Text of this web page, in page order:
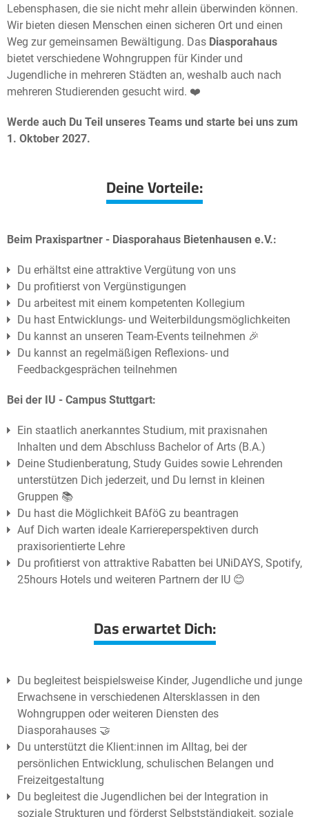
Lebensphasen, die sie nicht mehr allein überwinden können.
Wir bieten diesen Menschen einen sicheren Ort und einen
Weg zur gemeinsamen Bewältigung. Das Diasporahaus
bietet verschiedene Wohngruppen für Kinder und
Jugendliche in mehreren Städten an, weshalb auch nach
mehreren Studierenden gesucht wird. ❤️
Werde auch Du Teil unseres Teams und starte bei uns zum
1. Oktober 2027.
Deine Vorteile:
Beim Praxispartner - Diasporahaus Bietenhausen e.V.:
Du erhältst eine attraktive Vergütung von uns
Du profitierst von Vergünstigungen
Du arbeitest mit einem kompetenten Kollegium
Du hast Entwicklungs- und Weiterbildungsmöglichkeiten
Du kannst an unseren Team-Events teilnehmen 🎉
Du kannst an regelmäßigen Reflexions- und
Feedbackgesprächen teilnehmen
Bei der IU - Campus Stuttgart:
Ein staatlich anerkanntes Studium, mit praxisnahen
Inhalten und dem Abschluss Bachelor of Arts (B.A.)
Deine Studienberatung, Study Guides sowie Lehrenden
unterstützen Dich jederzeit, und Du lernst in kleinen
Gruppen 📚
Du hast die Möglichkeit BAföG zu beantragen
Auf Dich warten ideale Karriereperspektiven durch
praxisorientierte Lehre
Du profitierst von attraktive Rabatten bei UNiDAYS, Spotify,
25hours Hotels und weiteren Partnern der IU 😊
Das erwartet Dich:
Du begleitest beispielsweise Kinder, Jugendliche und junge
Erwachsene in verschiedenen Altersklassen in den
Wohngruppen oder weiteren Diensten des
Diasporahauses 🤝
Du unterstützt die Klient:innen im Alltag, bei der
persönlichen Entwicklung, schulischen Belangen und
Freizeitgestaltung
Du begleitest die Jugendlichen bei der Integration in
soziale Strukturen und förderst Selbstständigkeit, soziale